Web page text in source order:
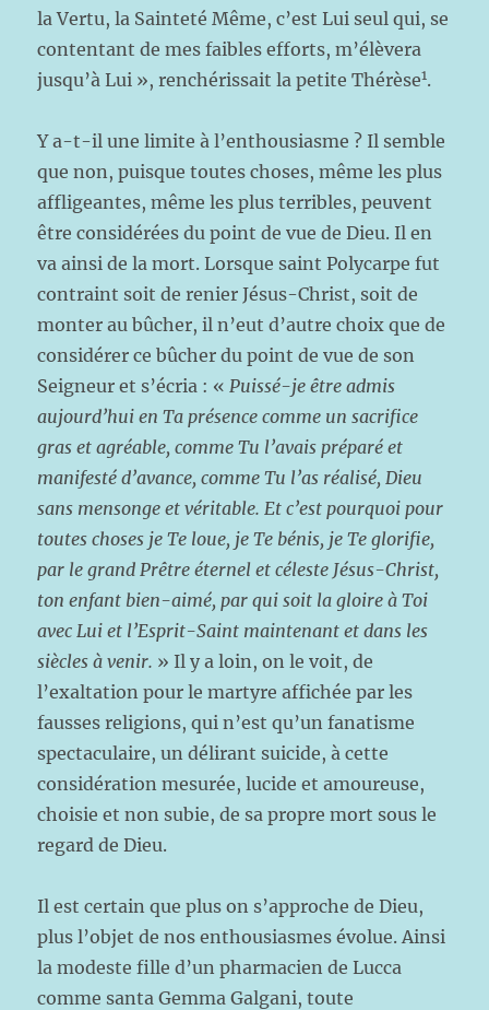
la Vertu, la Sainteté Même, c’est Lui seul qui, se
contentant de mes faibles efforts, m’élèvera
jusqu’à Lui », renchérissait la petite Thérèse1.
Y a-t-il une limite à l’enthousiasme ? Il semble
que non, puisque toutes choses, même les plus
affligeantes, même les plus terribles, peuvent
être considérées du point de vue de Dieu. Il en
va ainsi de la mort. Lorsque saint Polycarpe fut
contraint soit de renier Jésus-Christ, soit de
monter au bûcher, il n’eut d’autre choix que de
considérer ce bûcher du point de vue de son
Seigneur et s’écria : «Puissé-je être admis
aujourd’hui en Ta présence comme unsacrifice
graset agréable, comme Tu l’avais préparé et
manifesté d’avance, comme Tu l’as réalisé, Dieu
sans mensonge et véritable. Et c’est pourquoi pour
toutes choses je Te loue, je Te bénis, je Te glorifie,
par le grand Prêtre éternel et céleste Jésus-Christ,
ton enfant bien-aimé, par qui soit la gloire à Toi
avec Lui et l’Esprit-Saint maintenant et dans les
siècles à venir. » Il y a loin, on le voit, de
l’exaltation pour le martyre affichée par les
fausses religions, qui n’est qu’un fanatisme
spectaculaire, un délirant suicide, à cette
considération mesurée, lucide et amoureuse,
choisie et non subie, de sa propre mort sous le
regard de Dieu.
Il est certain que plus on s’approche de Dieu,
plus l’objet de nos enthousiasmes évolue. Ainsi
la modeste fille d’un pharmacien de Lucca
comme santa Gemma Galgani, toute